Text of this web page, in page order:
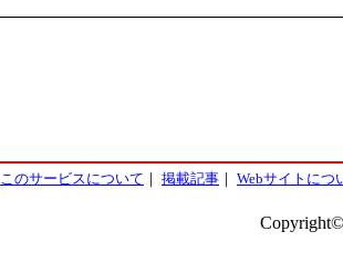
このサービスについて ｜ 掲載記事 ｜ Webサイトにつ